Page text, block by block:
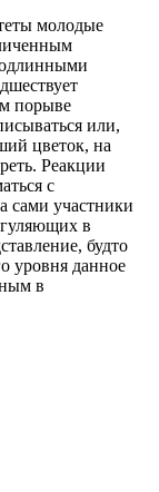
молодые
порыве
или,
цветок, на
Реакции
с
сами участники
гуляющих в
будто
уровня данное
в